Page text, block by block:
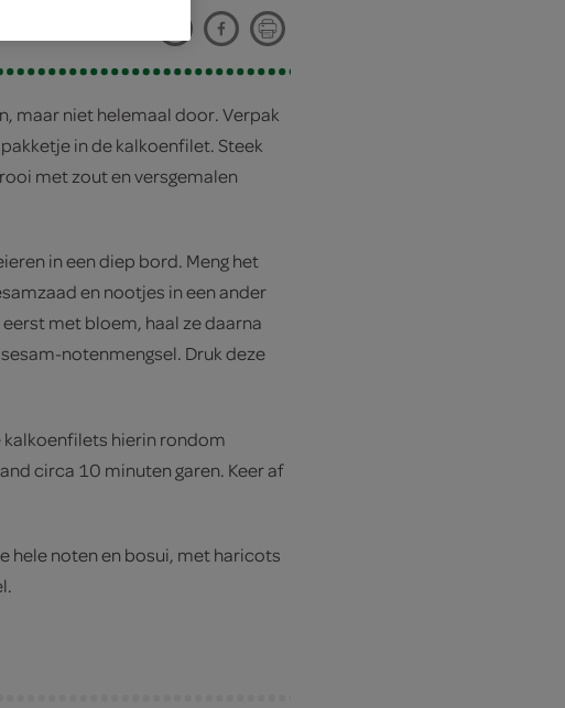
maar niet helemaal door. Verpak
in de kalkoenfilet. Steek
met zout en versgemalen
in een diep bord. Meng het
en nootjes in een ander
met bloem, haal ze daarna
notenmengsel. Druk deze
kalkoenfilets hierin rondom
circa 10 minuten garen. Keer af
hele noten en bosui, met haricots